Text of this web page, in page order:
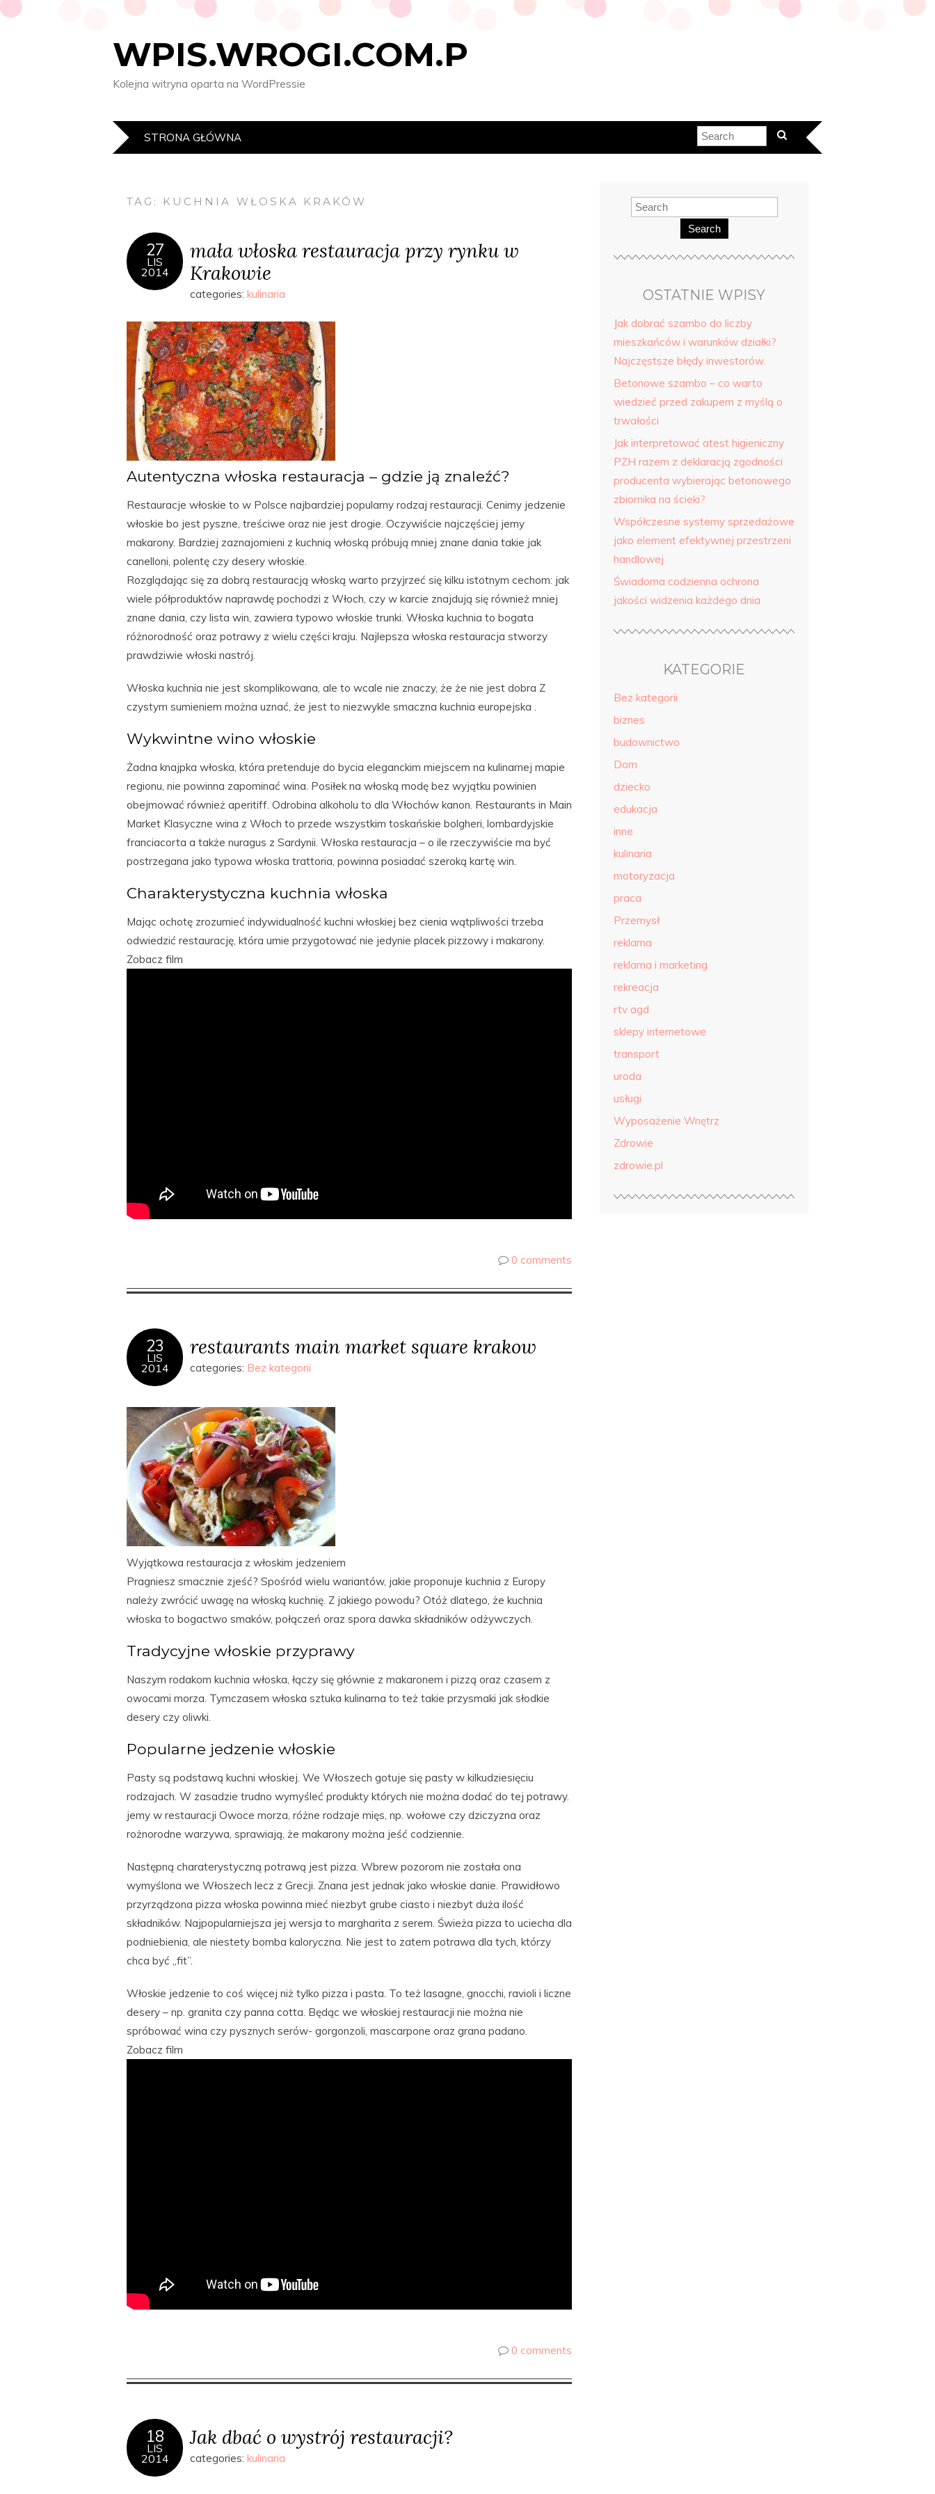
WPIS.WROGI.COM.P
Kolejna witryna oparta na WordPressie
STRONA GŁÓWNA
TAG: KUCHNIA WŁOSKA KRAKÓW
27
LIS
2014
mała włoska restauracja przy rynku w
Krakowie
categories: kulinaria
Autentyczna włoska restauracja – gdzie ją znaleźć?
Restauracje włoskie to w Polsce najbardziej popularny rodzaj restauracji. Cenimy jedzenie
włoskie bo jest pyszne, treściwe oraz nie jest drogie. Oczywiście najczęściej jemy
makarony. Bardziej zaznajomieni z kuchnią włoską próbują mniej znane dania takie jak
canelloni, polentę czy desery włoskie.
Rozglądając się za dobrą restauracją włoską warto przyjrzeć się kilku istotnym cechom: jak
wiele półproduktów naprawdę pochodzi z Włoch, czy w karcie znajdują się również mniej
znane dania, czy lista win, zawiera typowo włoskie trunki. Włoska kuchnia to bogata
różnorodność oraz potrawy z wielu części kraju. Najlepsza włoska restauracja stworzy
prawdziwie włoski nastrój.
Włoska kuchnia nie jest skomplikowana, ale to wcale nie znaczy, że że nie jest dobra Z
czystym sumieniem można uznać, że jest to niezwykle smaczna kuchnia europejska .
Wykwintne wino włoskie
Żadna knajpka włoska, która pretenduje do bycia eleganckim miejscem na kulinarnej mapie
regionu, nie powinna zapominać wina. Posiłek na włoską modę bez wyjątku powinien
obejmować również aperitiff. Odrobina alkoholu to dla Włochów kanon. Restaurants in Main
Market Klasyczne wina z Włoch to przede wszystkim toskańskie bolgheri, lombardyjskie
franciacorta a także nuragus z Sardynii. Włoska restauracja – o ile rzeczywiście ma być
postrzegana jako typowa włoska trattoria, powinna posiadać szeroką kartę win.
Charakterystyczna kuchnia włoska
Mając ochotę zrozumieć indywidualność kuchni włoskiej bez cienia wątpliwości trzeba
odwiedzić restaurację, która umie przygotować nie jedynie placek pizzowy i makarony.
Zobacz film
0 comments
23
LIS
2014
restaurants main market square krakow
categories: Bez kategorii
Wyjątkowa restauracja z włoskim jedzeniem
Pragniesz smacznie zjeść? Spośród wielu wariantów, jakie proponuje kuchnia z Europy
należy zwrócić uwagę na włoską kuchnię. Z jakiego powodu? Otóż dlatego, że kuchnia
włoska to bogactwo smaków, połączeń oraz spora dawka składników odżywczych.
Tradycyjne włoskie przyprawy
Naszym rodakom kuchnia włoska, łączy się głównie z makaronem i pizzą oraz czasem z
owocami morza. Tymczasem włoska sztuka kulinarna to też takie przysmaki jak słodkie
desery czy oliwki.
Popularne jedzenie włoskie
Pasty są podstawą kuchni włoskiej. We Włoszech gotuje się pasty w kilkudziesięciu
rodzajach. W zasadzie trudno wymyśleć produkty których nie można dodać do tej potrawy.
jemy w restauracji Owoce morza, różne rodzaje mięs, np. wołowe czy dziczyzna oraz
rożnorodne warzywa, sprawiają, że makarony można jeść codziennie.
Następną charaterystyczną potrawą jest pizza. Wbrew pozorom nie została ona
wymyślona we Włoszech lecz z Grecji. Znana jest jednak jako włoskie danie. Prawidłowo
przyrządzona pizza włoska powinna mieć niezbyt grube ciasto i niezbyt duża ilość
składników. Najpopularniejsza jej wersja to margharita z serem. Świeża pizza to uciecha dla
podniebienia, ale niestety bomba kaloryczna. Nie jest to zatem potrawa dla tych, którzy
chca być „fit”.
Włoskie jedzenie to coś więcej niż tylko pizza i pasta. To też lasagne, gnocchi, ravioli i liczne
desery – np. granita czy panna cotta. Będąc we włoskiej restauracji nie można nie
spróbować wina czy pysznych serów- gorgonzoli, mascarpone oraz grana padano.
Zobacz film
0 comments
18
LIS
2014
Jak dbać o wystrój restauracji?
categories: kulinaria
Search
OSTATNIE WPISY
Jak dobrać szambo do liczby
mieszkańców i warunków działki?
Najczęstsze błędy inwestorów.
Betonowe szambo – co warto
wiedzieć przed zakupem z myślą o
trwałości
Jak interpretować atest higieniczny
PZH razem z deklaracją zgodności
producenta wybierając betonowego
zbiornika na ścieki?
Współczesne systemy sprzedażowe
jako element efektywnej przestrzeni
handlowej
Świadoma codzienna ochrona
jakości widzenia każdego dnia
KATEGORIE
Bez kategorii
biznes
budownictwo
Dom
dziecko
edukacja
inne
kulinaria
motoryzacja
praca
Przemysł
reklama
reklama i marketing
rekreacja
rtv agd
sklepy internetowe
transport
uroda
usługi
Wyposażenie Wnętrz
Zdrowie
zdrowie.pl